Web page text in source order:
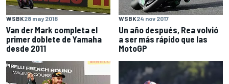
WSBK28 may 2018
Van der Mark completa el
primer doblete de Yamaha
desde 2011
WSBK24 nov 2017
Un año después, Rea volvió
a ser más rápido que las
MotoGP